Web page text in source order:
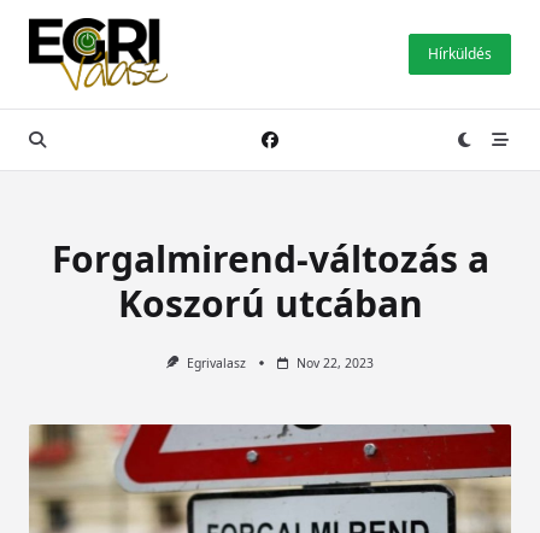
Skip
content
Hírküldés
Forgalmirend-változás a
Koszorú utcában
Egrivalasz Nov 22, 2023